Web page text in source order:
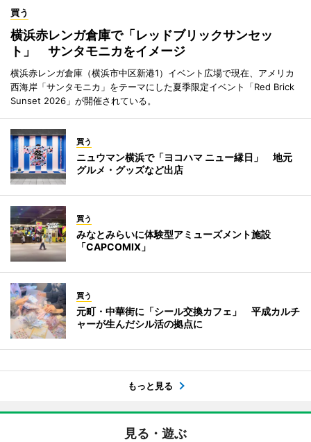
買う
横浜赤レンガ倉庫で「レッドブリックサンセッ
ト」 サンタモニカをイメージ
横浜赤レンガ倉庫（横浜市中区新港1）イベント広場で現在、アメリカ
西海岸「サンタモニカ」をテーマにした夏季限定イベント「Red Brick
Sunset 2026」が開催されている。
買う
ニュウマン横浜で「ヨコハマ ニュー縁日」 地元
グルメ・グッズなど出店
買う
みなとみらいに体験型アミューズメント施設
「CAPCOMIX」
買う
元町・中華街に「シール交換カフェ」 平成カルチ
ャーが生んだシル活の拠点に
もっと見る
見る・遊ぶ